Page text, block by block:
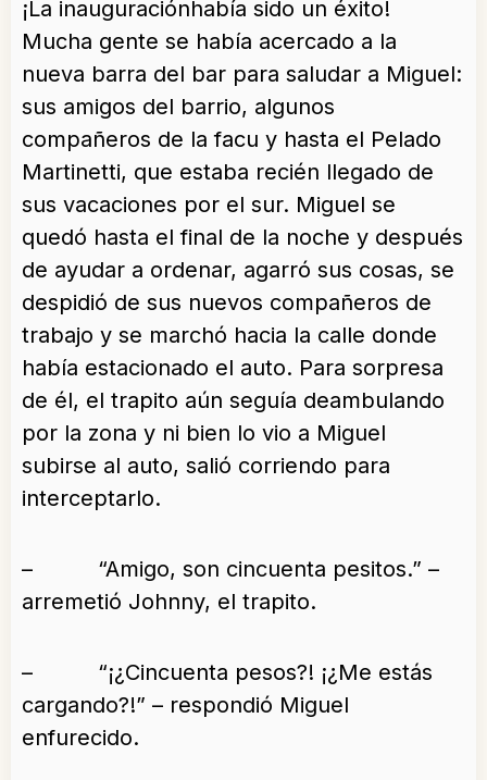
¡La inauguraciónhabía sido un éxito!
Mucha gente se había acercado a la
nueva barra del bar para saludar a Miguel:
sus amigos del barrio, algunos
compañeros de la facu y hasta el Pelado
Martinetti, que estaba recién llegado de
sus vacaciones por el sur. Miguel se
quedó hasta el final de la noche y después
de ayudar a ordenar, agarró sus cosas, se
despidió de sus nuevos compañeros de
trabajo y se marchó hacia la calle donde
había estacionado el auto. Para sorpresa
de él, el trapito aún seguía deambulando
por la zona y ni bien lo vio a Miguel
subirse al auto, salió corriendo para
interceptarlo.
– “Amigo, son cincuenta pesitos.” –
arremetió Johnny, el trapito.
– “¡¿Cincuenta pesos?! ¡¿Me estás
cargando?!” – respondió Miguel
enfurecido.